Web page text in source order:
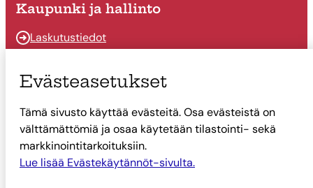
Kaupunki ja hallinto
Laskutustiedot
Päätöksenteko
Talous
Yhteystiedot
Tietoa Suonenjoesta
Evästeasetukset
Tämä sivusto käyttää evästeitä. Osa evästeistä on
välttämättömiä ja osaa käytetään tilastointi- sekä
markkinointitarkoituksiin.
Lue lisää Evästekäytännöt-sivulta.